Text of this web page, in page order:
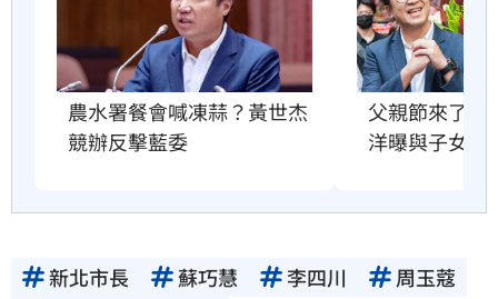
農水署餐會喊凍蒜？黃世杰
競辦反擊藍委
父親節來了！
洋曝與子女互
新北市長 蘇巧慧 李四川
周玉蔻